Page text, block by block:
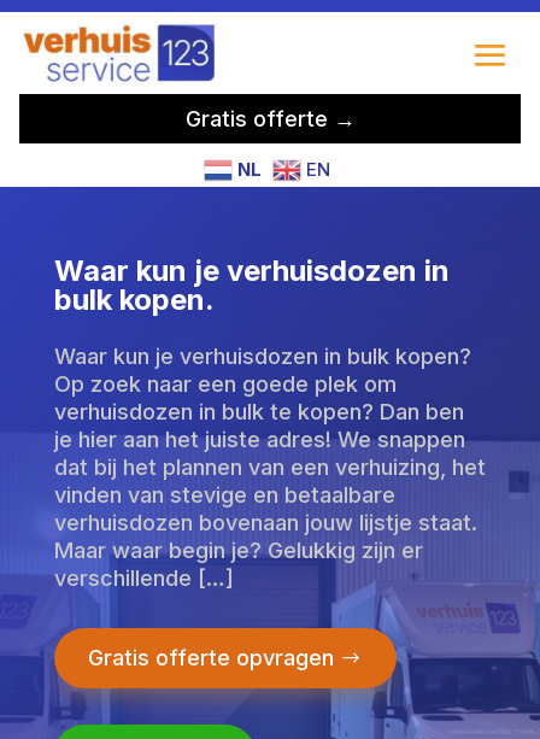
Gratis offerte →
NL EN
Waar kun je verhuisdozen in
bulk kopen.
Waar kun je verhuisdozen in bulk kopen?
Op zoek naar een goede plek om
verhuisdozen in bulk te kopen? Dan ben
je hier aan het juiste adres! We snappen
dat bij het plannen van een verhuizing, het
vinden van stevige en betaalbare
verhuisdozen bovenaan jouw lijstje staat.
Maar waar begin je? Gelukkig zijn er
verschillende […]
Gratis offerte opvragen